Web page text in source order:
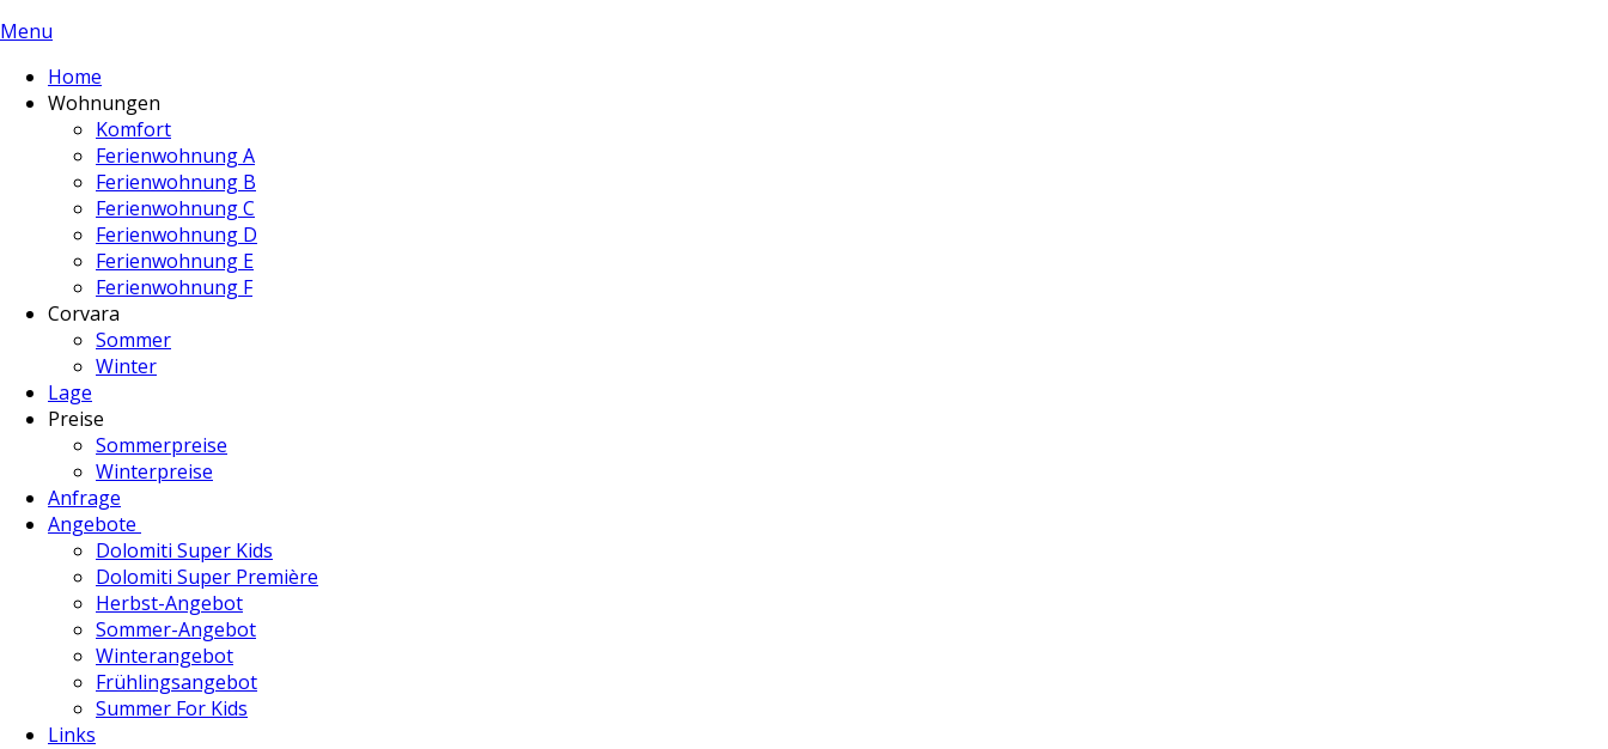
Menu
Home
Wohnungen
Komfort
Ferienwohnung A
Ferienwohnung B
Ferienwohnung C
Ferienwohnung D
Ferienwohnung E
Ferienwohnung F
Corvara
Sommer
Winter
Lage
Preise
Sommerpreise
Winterpreise
Anfrage
Angebote
Dolomiti Super Kids
Dolomiti Super Première
Herbst-Angebot
Sommer-Angebot
Winterangebot
Frühlingsangebot
Summer For Kids
Links